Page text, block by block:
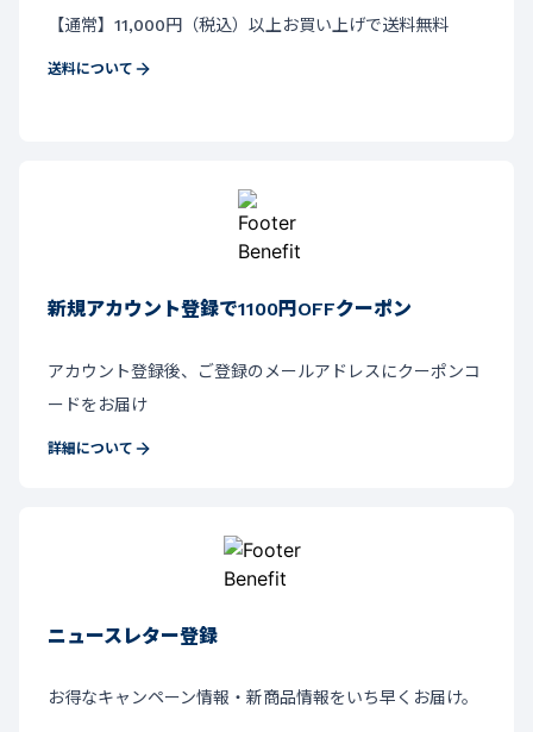
【通常】11,000円（税込）以上お買い上げで送料無料
送料について
新規アカウント登録で1100円OFFクーポン
アカウント登録後、ご登録のメールアドレスにクーポンコ
ードをお届け
詳細について
ニュースレター登録
お得なキャンペーン情報・新商品情報をいち早くお届け。